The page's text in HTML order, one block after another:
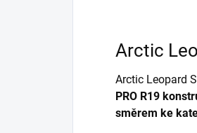
Arctic
Arctic Leopard
PRO R19
směrem ke